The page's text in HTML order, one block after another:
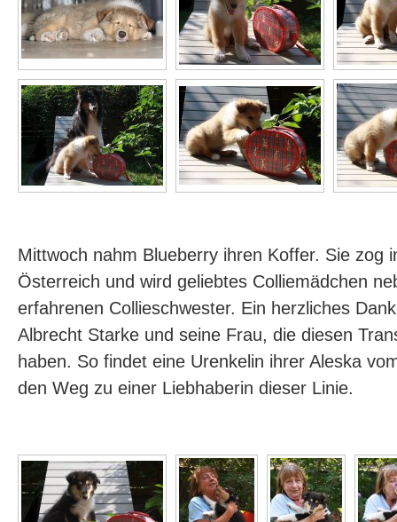
Mittwoch nahm Blueberry ihren Koffer. Sie zog
Österreich und wird geliebtes Colliemädchen
erfahrenen Collieschwester. Ein herzliches
Albrecht Starke und seine Frau, die diesen
haben. So findet eine Urenkelin ihrer Aleska
den Weg zu einer Liebhaberin dieser Linie.